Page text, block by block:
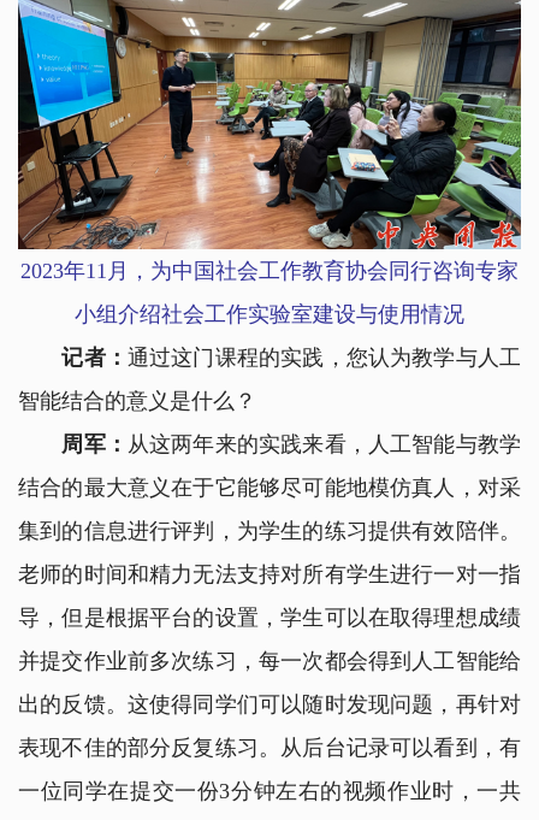
2023年11月，为中国社会工作教育协会同行咨询专家
小组介绍社会工作实验室建设与使用情况
记者： 通过这门课程的实践，您认为教学与人工
智能结合的意义是什么？
周军： 从这两年来的实践来看，人工智能与教学
结合的最大意义在于它能够尽可能地模仿真人，对采
集到的信息进行评判，为学生的练习提供有效陪伴。
老师的时间和精力无法支持对所有学生进行一对一指
导，但是根据平台的设置，学生可以在取得理想成绩
并提交作业前多次练习，每一次都会得到人工智能给
出的反馈。这使得同学们可以随时发现问题，再针对
表现不佳的部分反复练习。从后台记录可以看到，有
一位同学在提交一份3分钟左右的视频作业时，一共